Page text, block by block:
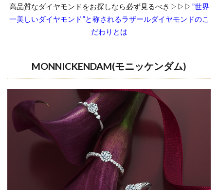
高品質なダイヤモンドをお探しなら必ず見るべき▷▷▷ ”世界
一美しいダイヤモンド”と称されるラザールダイヤモンドのこ
だわりとは
MONNICKENDAM(モニッケンダム)